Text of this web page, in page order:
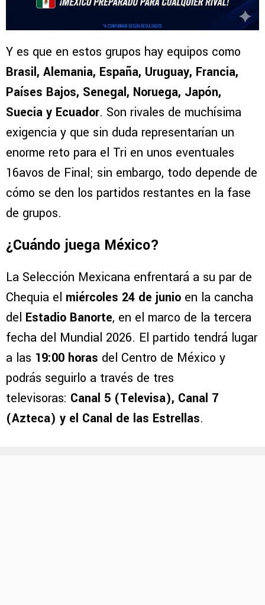
Y es que en estos grupos hay equipos como
Brasil, Alemania, España, Uruguay, Francia,
Países Bajos, Senegal, Noruega, Japón,
Suecia y Ecuador. Son rivales de muchísima
exigencia y que sin duda representarían un
enorme reto para el Tri en unos eventuales
16avos de Final; sin embargo, todo depende de
cómo se den los partidos restantes en la fase
de grupos.
¿Cuándo juega México?
La Selección Mexicana enfrentará a su par de
Chequia el miércoles 24 de junio en la cancha
del Estadio Banorte, en el marco de la tercera
fecha del Mundial 2026. El partido tendrá lugar
a las 19:00 horas del Centro de México y
podrás seguirlo a través de tres
televisoras: Canal 5 (Televisa), Canal 7
(Azteca) y el Canal de las Estrellas.